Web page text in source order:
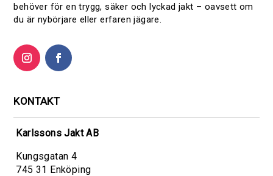
behöver för en trygg, säker och lyckad jakt – oavsett om
du är nybörjare eller erfaren jägare.
KONTAKT
Karlssons Jakt AB
Kungsgatan 4
745 31 Enköping